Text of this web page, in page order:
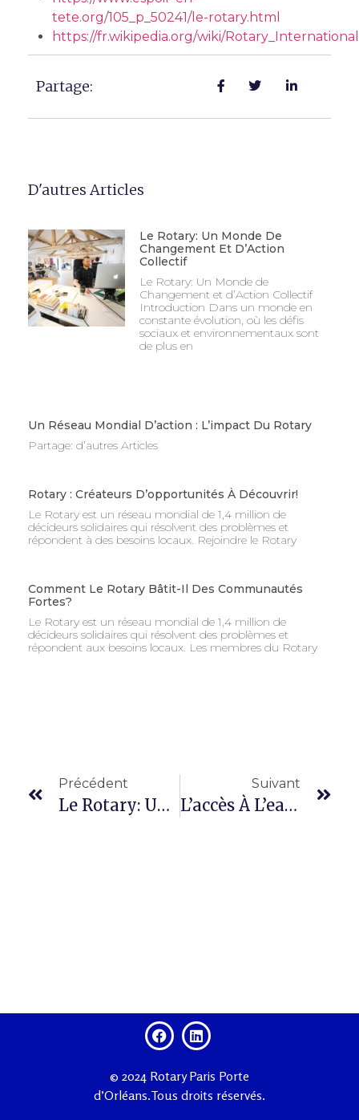
tete.org/105_p_50241/le-rotary.html
https://fr.wikipedia.org/wiki/Rotary_International
Partage:
D'autres Articles
Le Rotary: Un Monde De
Changement Et D’Action
Collectif
Le Rotary: Un Monde de
Changement et d’Action Collectif
Introduction ‍Dans un monde en
constante évolution, où les défis
sociaux et environnementaux sont
de plus en
Un Réseau Mondial D’action : L’impact Du Rotary
Partage: d’autres Articles
Rotary : Créateurs D’opportunités À Découvrir!
Le Rotary est un réseau mondial de 1,4 million de
décideurs solidaires qui résolvent des problèmes et
répondent à des besoins locaux. Rejoindre le Rotary
Comment Le Rotary Bâtit-Il Des Communautés
Fortes?
Le Rotary est un réseau mondial de 1,4 million de
décideurs solidaires qui résolvent des problèmes et
répondent aux besoins locaux. Les membres du Rotary
Précédent
Le Rotary: Un Monde De Changement Et D’Action Collectif
Suivant
L’accès À L’eau Potable : Un Projet Phare Du Rotary
© 2024 Rotary Paris Porte
d’Orléans.Tous droits réservés.